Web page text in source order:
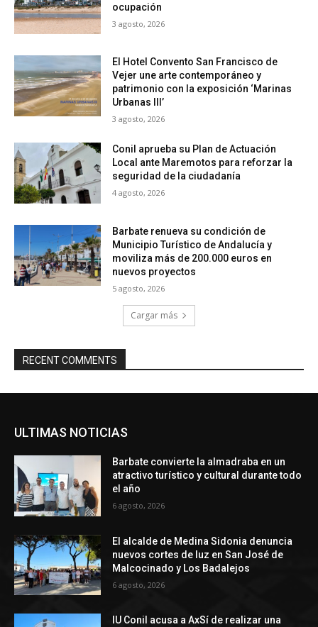
ocupación
3 agosto, 2026
El Hotel Convento San Francisco de
Vejer une arte contemporáneo y
patrimonio con la exposición ‘Marinas
Urbanas III’
3 agosto, 2026
Conil aprueba su Plan de Actuación
Local ante Maremotos para reforzar la
seguridad de la ciudadanía
4 agosto, 2026
Barbate renueva su condición de
Municipio Turístico de Andalucía y
moviliza más de 200.000 euros en
nuevos proyectos
5 agosto, 2026
Cargar más
RECENT COMMENTS
ULTIMAS NOTICIAS
Barbate convierte la almadraba en un
atractivo turístico y cultural durante todo
el año
6 agosto, 2026
El alcalde de Medina Sidonia denuncia
nuevos cortes de luz en San José de
Malcocinado y Los Badalejos
6 agosto, 2026
IU Conil acusa a AxSí de realizar una